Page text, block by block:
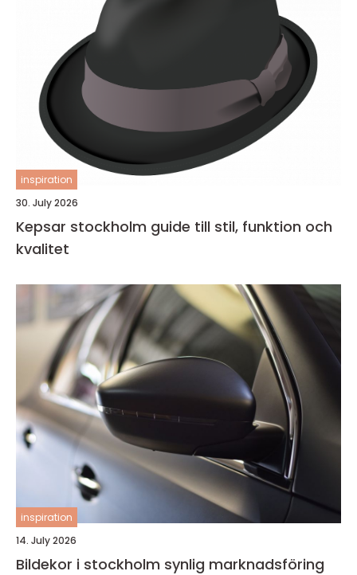
inspiration
30. July 2026
Kepsar stockholm guide till stil, funktion och
kvalitet
inspiration
14. July 2026
Bildekor i stockholm synlig marknadsföring